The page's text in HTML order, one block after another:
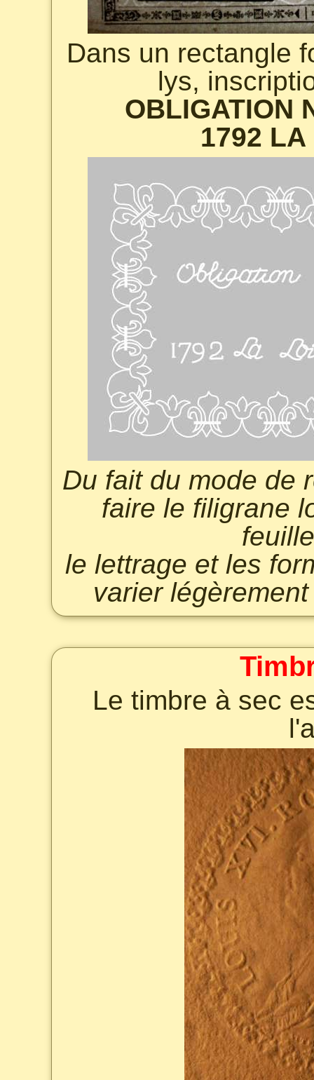
Dans un rectangle
lys,
OBLIGATION
1792 LA
Du fait du mode de
faire le filigrane
le lettrage et les
varier
Le timbre à sec